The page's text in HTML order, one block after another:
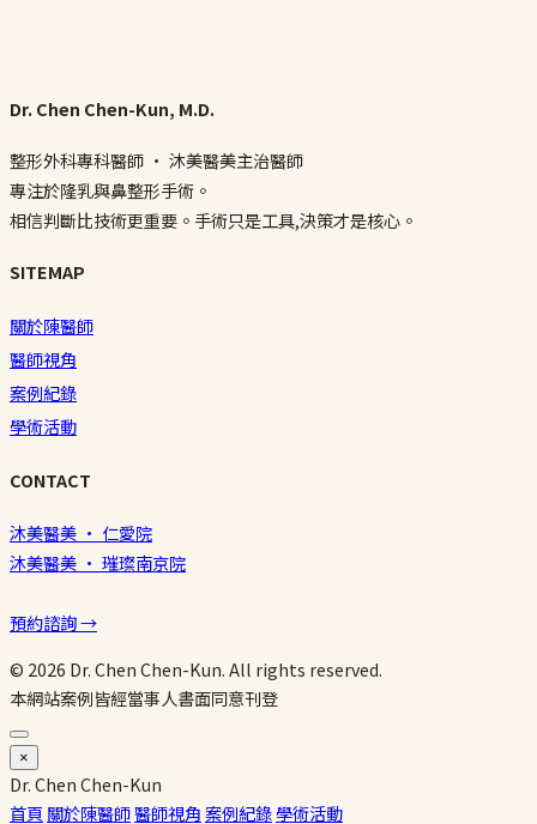
Dr. Chen Chen-Kun, M.D.
整形外科專科醫師 · 沐美醫美主治醫師
專注於隆乳與鼻整形手術。
相信判斷比技術更重要。手術只是工具,決策才是核心。
SITEMAP
關於陳醫師
醫師視角
案例紀錄
學術活動
CONTACT
沐美醫美 · 仁愛院
沐美醫美 · 璀璨南京院
預約諮詢 →
© 2026 Dr. Chen Chen-Kun. All rights reserved.
本網站案例皆經當事人書面同意刊登
×
Dr.ChenChen-Kun
首頁 關於陳醫師醫師視角案例紀錄學術活動